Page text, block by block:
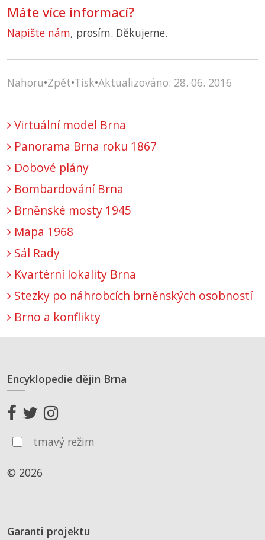
Máte více informací?
Napište nám, prosím. Děkujeme.
Nahoru•Zpět•Tisk•Aktualizováno: 28. 06. 2016
Virtuální model Brna
Panorama Brna roku 1867
Dobové plány
Bombardování Brna
Brněnské mosty 1945
Mapa 1968
Sál Rady
Kvartérní lokality Brna
Stezky po náhrobcích brněnských osobností
Brno a konflikty
Encyklopedie dějin Brna
tmavý režim
© 2026
Garanti projektu